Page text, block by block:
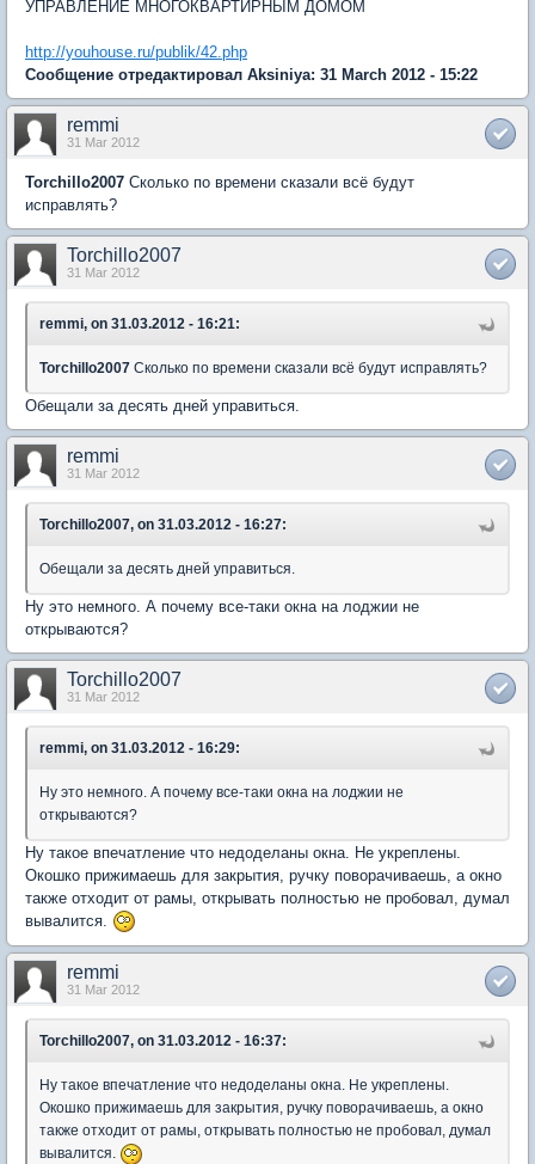
УПРАВЛЕНИЕ МНОГОКВАРТИРНЫМ ДОМОМ
http://youhouse.ru/publik/42.php
Сообщение отредактировал Aksiniya: 31 March 2012 - 15:22
remmi
31 Mar 2012
Torchillo2007 Сколько по времени сказали всё будут
исправлять?
Torchillo2007
31 Mar 2012
remmi, on 31.03.2012 - 16:21:
Torchillo2007 Сколько по времени сказали всё будут исправлять?
Обещали за десять дней управиться.
remmi
31 Mar 2012
Torchillo2007, on 31.03.2012 - 16:27:
Обещали за десять дней управиться.
Ну это немного. А почему все-таки окна на лоджии не
открываются?
Torchillo2007
31 Mar 2012
remmi, on 31.03.2012 - 16:29:
Ну это немного. А почему все-таки окна на лоджии не
открываются?
Ну такое впечатление что недоделаны окна. Не укреплены.
Окошко прижимаешь для закрытия, ручку поворачиваешь, а окно
также отходит от рамы, открывать полностью не пробовал, думал
вывалится.
remmi
31 Mar 2012
Torchillo2007, on 31.03.2012 - 16:37:
Ну такое впечатление что недоделаны окна. Не укреплены.
Окошко прижимаешь для закрытия, ручку поворачиваешь, а окно
также отходит от рамы, открывать полностью не пробовал, думал
вывалится.